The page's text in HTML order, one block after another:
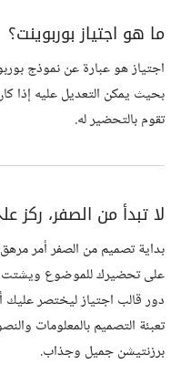
ما هو اجتياز بوربوينت؟
اجتياز هو عبارة عن نموذج
بحيث يمكن التعديل عليه إذا
تقوم بالتحضير له.
لا تبدأ من الصفر، ركز
بداية تصميم من الصفر أمر
على تحضيرك للموضوع ويشتت
دور قالب اجتياز ليختصر
تعبئة التصميم بالمعلومات
برزنتيشن جميل وجذاب.